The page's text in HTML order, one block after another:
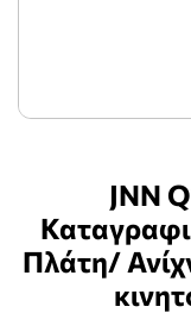
JNN
Πλάτη/